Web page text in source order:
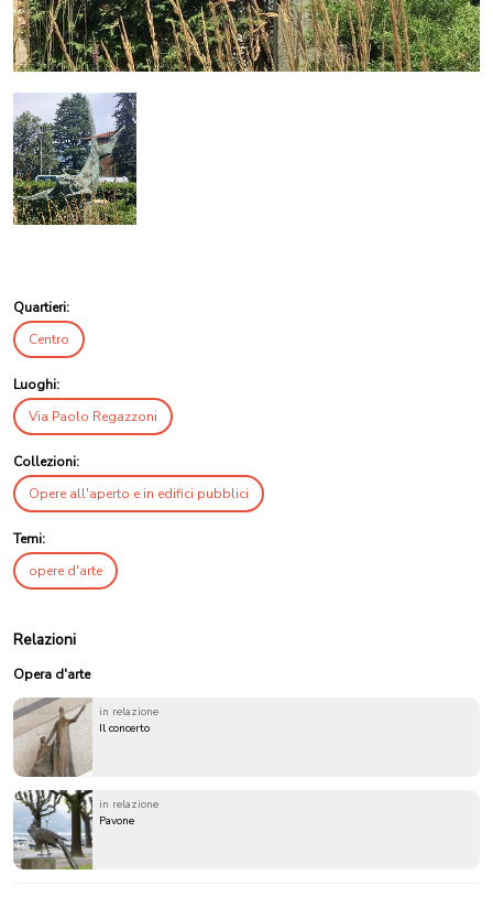
Quartieri:
Centro
Luoghi:
Via Paolo Regazzoni
Collezioni:
Opere all'aperto e in edifici pubblici
Temi:
opere d'arte
Relazioni
Opera d'arte
in relazione
Il concerto
in relazione
Pavone